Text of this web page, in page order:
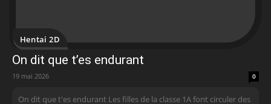
Hentai 2D
On dit que t’es endurant
19 mai 2026 0
On dit que t'es endurant Les filles de la classe 1A font circuler des